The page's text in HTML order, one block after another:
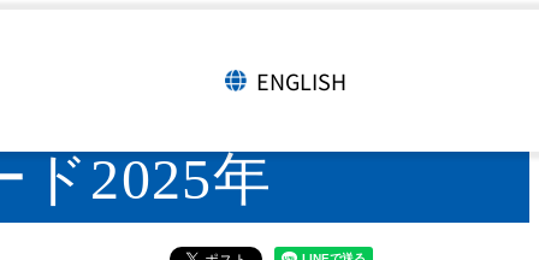
言語切り替え
ENGLISH
ド2025年